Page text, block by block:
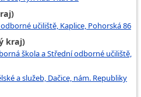
učiliště, Kaplice, Pohorská 86
kraj)
škola a Střední odborné učiliště,
a služeb, Dačice, nám. Republiky